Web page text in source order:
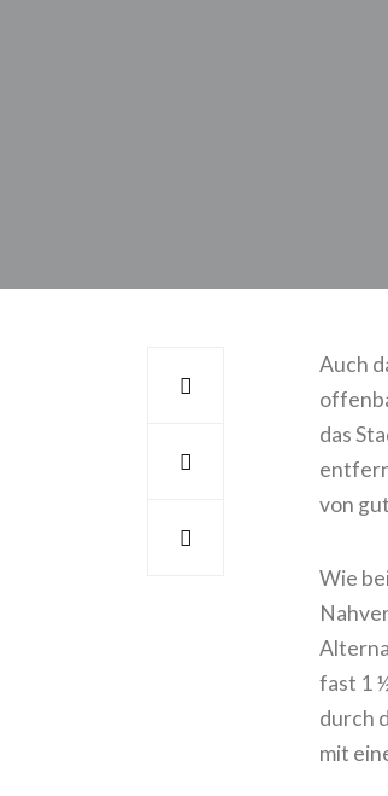
Auch
das
von
Wie
fast 1
durch
mit